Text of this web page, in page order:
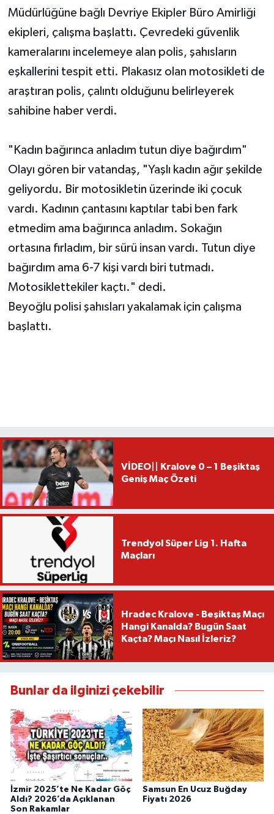
Müdürlüğüne bağlı Devriye Ekipler Büro Amirliği
ekipleri, çalışma başlattı. Çevredeki güvenlik
kameralarını incelemeye alan polis, şahısların
eşkallerini tespit etti. Plakasız olan motosikleti de
araştıran polis, çalıntı olduğunu belirleyerek
sahibine haber verdi.
"Kadın bağırınca anladım tutun diye bağırdım"
Olayı gören bir vatandaş, "Yaşlı kadın ağır şekilde
geliyordu. Bir motosikletin üzerinde iki çocuk
vardı. Kadının çantasını kaptılar tabi ben fark
etmedim ama bağırınca anladım. Sokağın
ortasına fırladım, bir sürü insan vardı. Tutun diye
bağırdım ama 6-7 kişi vardı biri tutmadı.
Motosiklettekiler kaçtı." dedi.
Beyoğlu polisi şahısları yakalamak için çalışma
başlattı.
VİDEO|| Kralove 0 – 1 Beşiktaş
Geniş Maç Özeti
Trendyol Süper Lig 1. Hafta
Maçları
Hradec Kralove - Beşiktaş Maçı
Hangi Kanalda? Bugün Saat
Kaçta? Maçı Nasıl İzleriz?
Bunlar da ilginizi çekebilir
İzmir 2025’te Ne Kadar Göç
Aldı? 2026’da Açıklanan
Son Rakamlar
Samsun En Ucuz Buğday
Fiyatı 2026